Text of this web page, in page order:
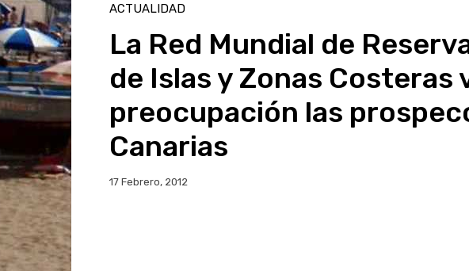
ACTUALIDAD
La Red Mundial de
de Islas y Zonas Costeras
preocupación las
Canarias
17 Febrero, 2012